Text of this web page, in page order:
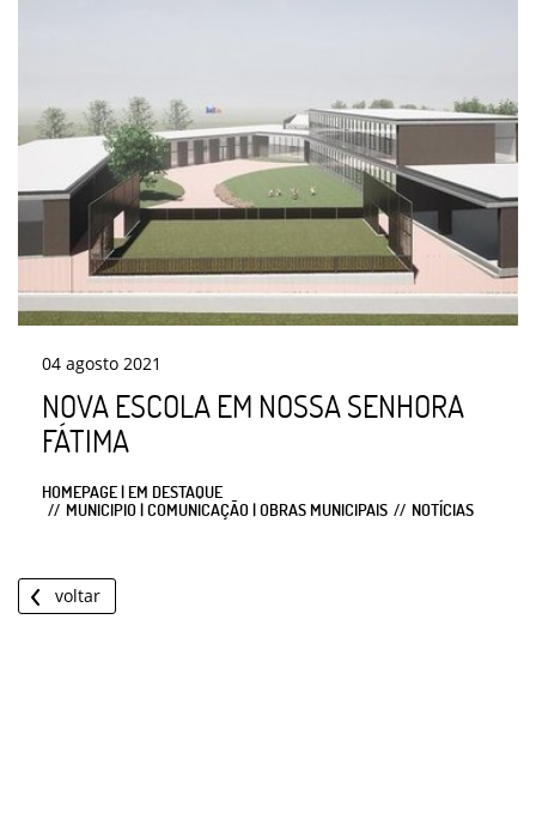
04 agosto 2021
NOVA ESCOLA EM NOSSA SENHORA
FÁTIMA
HOMEPAGE | EM DESTAQUE
MUNICIPIO | COMUNICAÇÃO | OBRAS MUNICIPAIS
NOTÍCIAS
voltar